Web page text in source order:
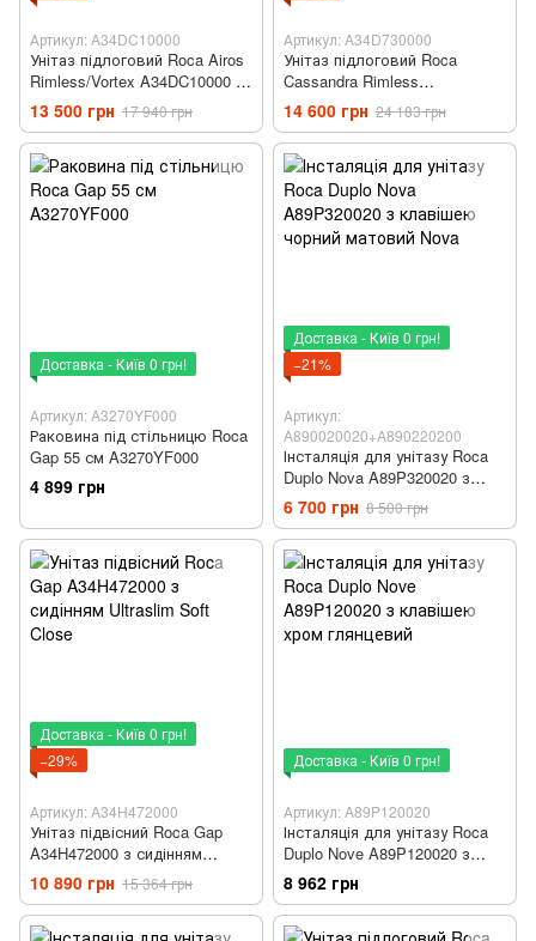
Артикул: A34DC10000
Унітаз підлоговий Roca Airos
Rimless/Vortex A34DC10000 із
бачком та сидінням Soft
Close
13 500 грн 17 940 грн
Артикул: A34D730000
Унітаз підлоговий Roca
Cassandra Rimless
A34D730000 з бачком і
сидінням Soft Close
14 600 грн 24 183 грн
Доставка - Київ 0 грн!
Артикул: A3270YF000
Раковина під стільницю Roca
Gap 55 см A3270YF000
4 899 грн
Доставка - Київ 0 грн!
−21%
Артикул:
A890020020+A890220200
Інсталяція для унітазу Roca
Duplo Nova A89P320020 з
клавішею чорний матовий
Nova
6 700 грн 8 500 грн
Доставка - Київ 0 грн!
−29%
Артикул: A34H472000
Унітаз підвісний Roca Gap
A34H472000 з сидінням
Ultraslim Soft Close
10 890 грн 15 364 грн
Доставка - Київ 0 грн!
Артикул: A89P120020
Інсталяція для унітазу Roca
Duplo Nove A89P120020 з
клавішею хром глянцевий
8 962 грн